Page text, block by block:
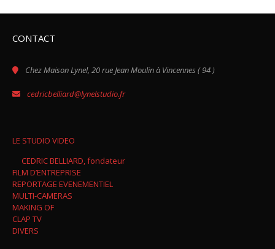
CONTACT
Chez Maison Lynel, 20 rue Jean Moulin à Vincennes ( 94 )
cedricbelliard@lynelstudio.fr
LE STUDIO VIDEO
CEDRIC BELLIARD, fondateur
FILM D’ENTREPRISE
REPORTAGE EVENEMENTIEL
MULTI-CAMERAS
MAKING OF
CLAP TV
DIVERS